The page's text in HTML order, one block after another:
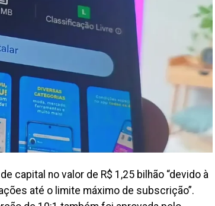
capital no valor de R$ 1,25 bilhão “devido à
até o limite máximo de subscrição”.